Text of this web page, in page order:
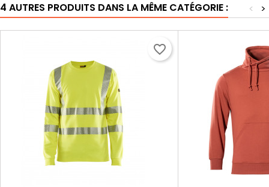
4 AUTRES PRODUITS DANS LA MÊME CATÉGORIE : >
<
favorite_border